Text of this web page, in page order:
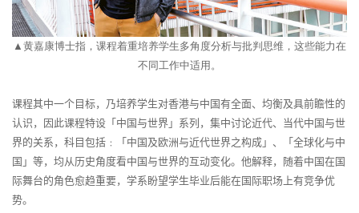
▲ 黄嘉康博士指，课程着重培养学生多角度分析与批判思维，这些能力在
不同工作中适用。
课程其中一个目标，乃培养学生对香港与中国有全面、均衡及具前瞻性的
认识，因此课程特设「中国与世界」系列，集中讨论近代、当代中国与世
界的关系，科目包括﹕「中国及欧洲与近代世界之构成」、「全球化与中
国」等，均从历史角度看中国与世界的互动变化。他解释，随着中国在国
际舞台的角色愈趋重要，学系盼望学生毕业后能在国际职场上有竞争优
势。